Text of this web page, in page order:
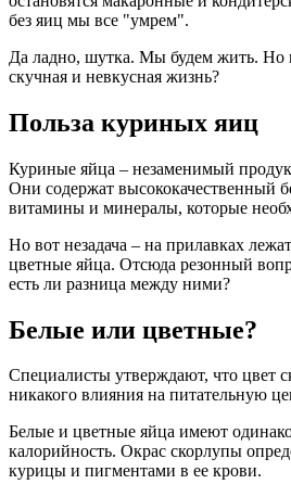
без яиц мы все "умрем".
Да ладно, шутка. Мы будем жить. Но
скучная и невкусная жизнь?
Польза куриных яиц
Куриные яйца – незаменимый
Они содержат высококачественный
витамины и минералы, которые
Но вот незадача – на прилавках
цветные яйца. Отсюда резонный
есть ли разница между ними?
Белые или цветные?
Специалисты утверждают, что цвет
никакого влияния на питательную
Белые и цветные яйца имеют
калорийность. Окрас скорлупы
курицы и пигментами в ее крови.